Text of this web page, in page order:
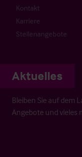
Kontakt
Karriere
Stellenangebote
Aktuelles
Bleiben Sie auf dem
Angebote und vieles